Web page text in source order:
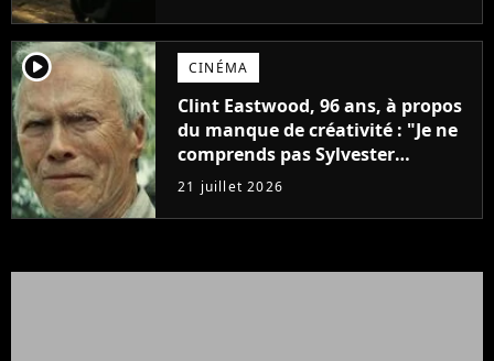
player2 CINÉMA
Clint Eastwood, 96 ans, à propos
du manque de créativité : "Je ne
comprends pas Sylvester
Stallone. J'ai l'impression qu'il ne
fait ça que pour l'argent"
21 juillet 2026